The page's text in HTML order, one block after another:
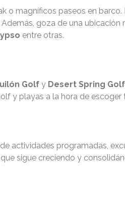
o magníficos paseos en barco.
goza de una ubicación
entre otras.
Golf y Desert Spring Golf
y playas a la hora de escoger
actividades programadas,
sigue creciendo y